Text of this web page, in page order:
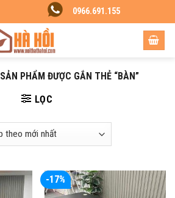
0966.691.155
SẢN PHẨM ĐƯỢC GẮN THẺ “BÀN”
LỌC
-17%